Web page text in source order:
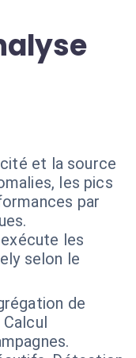
et la source
les pics
par
les
selon le
de